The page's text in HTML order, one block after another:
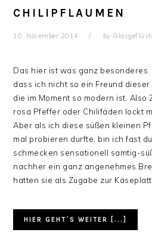
CHILIPFLAUMEN
10. November 2014 by
Das hier ist was ganz besonderes.
dass ich nicht so ein Freund
die im Moment so modern ist.
rosa Pfeffer oder Chilifäden lockt
Aber als ich diese süßen kleinen
mal probieren durfte, bin ich fast
schmecken sensationell samtig-
nachher ein ganz angenehmes
hatten sie als Zugabe zur
HIER GEHT´S WEITER [...]